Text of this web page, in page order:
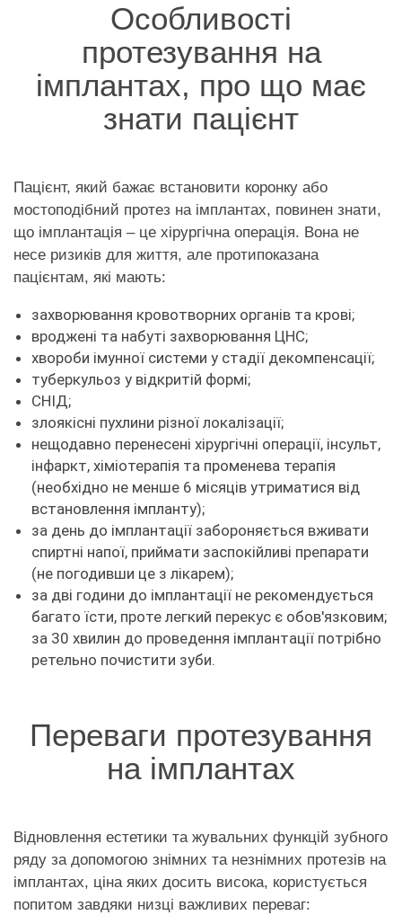
Особливості
протезування на
імплантах, про що має
знати пацієнт
Пацієнт, який бажає встановити коронку або
мостоподібний протез на імплантах, повинен знати,
що імплантація – це хірургічна операція. Вона не
несе ризиків для життя, але протипоказана
пацієнтам, які мають:
захворювання кровотворних органів та крові;
вроджені та набуті захворювання ЦНС;
хвороби імунної системи у стадії декомпенсації;
туберкульоз у відкритій формі;
СНІД;
злоякісні пухлини різної локалізації;
нещодавно перенесені хірургічні операції, інсульт,
інфаркт, хіміотерапія та променева терапія
(необхідно не менше 6 місяців утриматися від
встановлення імпланту);
за день до імплантації забороняється вживати
спиртні напої, приймати заспокійливі препарати
(не погодивши це з лікарем);
за дві години до імплантації не рекомендується
багато їсти, проте легкий перекус є обов'язковим;
за 30 хвилин до проведення імплантації потрібно
ретельно почистити зуби.
Переваги протезування
на імплантах
Відновлення естетики та жувальних функцій зубного
ряду за допомогою знімних та незнімних протезів на
імплантах, ціна яких досить висока, користується
попитом завдяки низці важливих переваг: